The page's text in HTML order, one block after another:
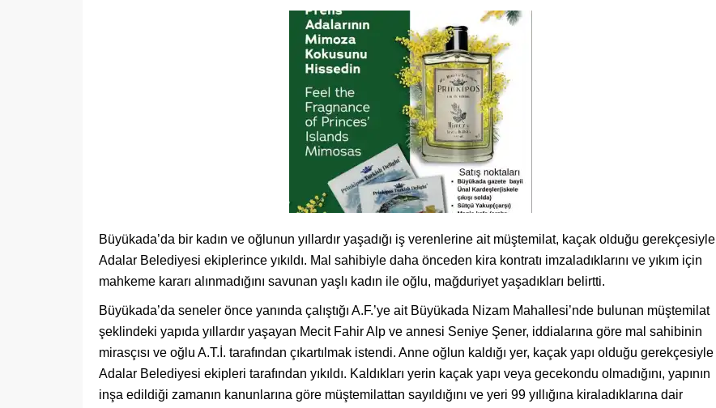
Büyükada’da bir kadın ve oğlunun yıllardır yaşadığı iş verenlerine ait müştemilat, kaçak olduğu gerekçesiyle
Adalar Belediyesi ekiplerince yıkıldı. Mal sahibiyle daha önceden kira kontratı imzaladıklarını ve yıkım için
mahkeme kararı alınmadığını savunan yaşlı kadın ile oğlu, mağduriyet yaşadıkları belirtti.
Büyükada’da seneler önce yanında çalıştığı A.F.’ye ait Büyükada Nizam Mahallesi’nde bulunan müştemilat
şeklindeki yapıda yıllardır yaşayan Mecit Fahir Alp ve annesi Seniye Şener, iddialarına göre mal sahibinin
mirasçısı ve oğlu A.T.İ. tarafından çıkartılmak istendi. Anne oğlun kaldığı yer, kaçak yapı olduğu gerekçesiyle
Adalar Belediyesi ekipleri tarafından yıkıldı. Kaldıkları yerin kaçak yapı veya gecekondu olmadığını, yapının
inşa edildiği zamanın kanunlarına göre müştemilattan sayıldığını ve yeri 99 yıllığına kiraladıklarına dair